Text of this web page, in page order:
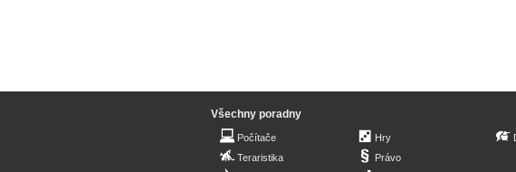
Všechny poradny
Počítače
Teraristika
Hry
Právo